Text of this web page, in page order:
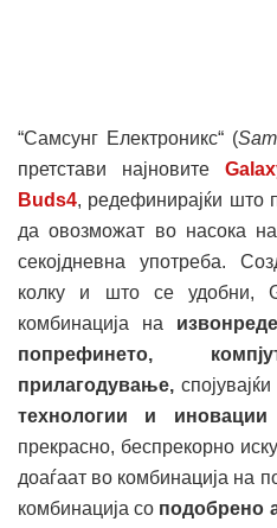
“Самсунг Електроникс“ (
претстави најновите
Buds4, редефинирајќи што
да овозможат во насока
секојдневна употреба.
колку и што се удобни,
комбинација на
попрефинето,
прилагодување, спојувајќи
технологии и иновации
прекрасно, беспрекорно
доаѓаат во комбинација на
комбинација со подобрено